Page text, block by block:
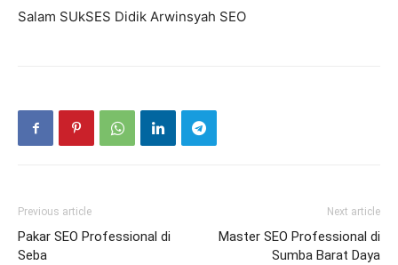
Salam SUkSES Didik Arwinsyah SEO
Previous article
Pakar SEO Professional di
Seba
Next article
Master SEO Professional di
Sumba Barat Daya